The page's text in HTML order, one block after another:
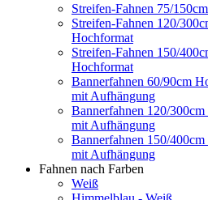
Streifen-Fahnen 75/
Streifen-Fahnen 120/
Hochformat
Streifen-Fahnen 150/
Hochformat
Bannerfahnen 60/90cm
mit Aufhängung
Bannerfahnen 120/
mit Aufhängung
Bannerfahnen 150/
mit Aufhängung
Fahnen nach Farben
Weiß